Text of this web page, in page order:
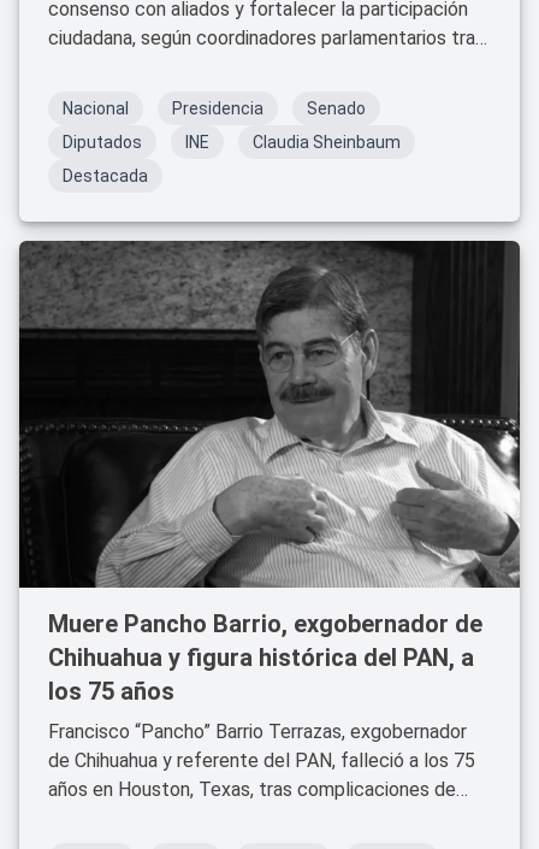
consenso con aliados y fortalecer la participación
ciudadana, según coordinadores parlamentarios tras
Nacional Presidencia
Senado
Diputados
INE
Claudia Sheinbaum
Destacada
Muere Pancho Barrio, exgobernador de
Chihuahua y figura histórica del PAN, a
los 75 años
Francisco “Pancho” Barrio Terrazas, exgobernador
de Chihuahua y referente del PAN, falleció a los 75
años en Houston, Texas, tras complicaciones de